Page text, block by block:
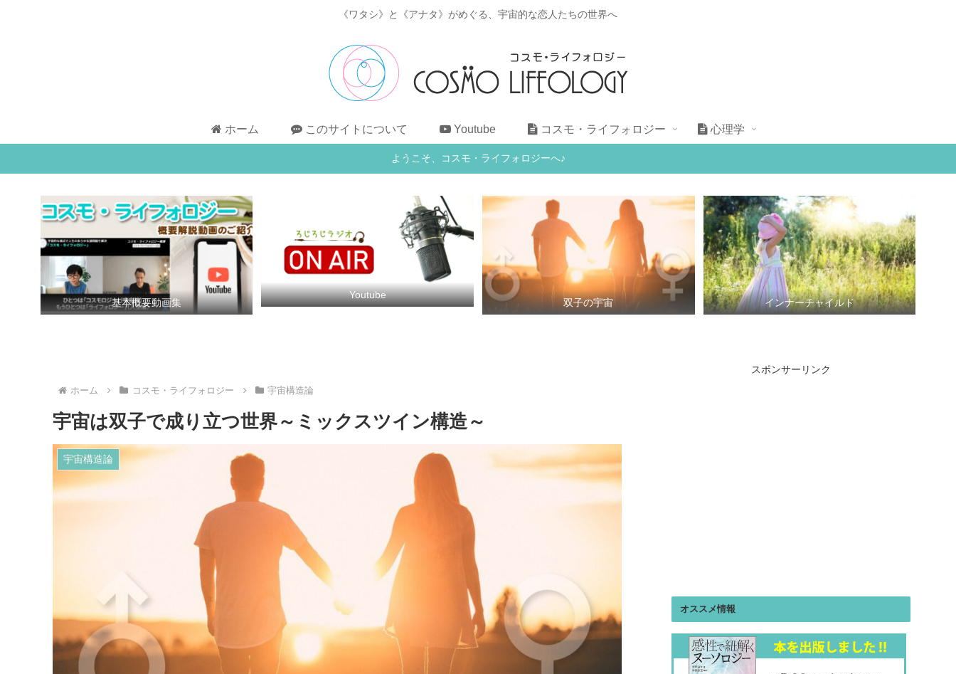
《ワタシ》と《アナタ》がめぐる、宇宙的な恋人たちの世界へ
ホーム このサイトについて Youtube コスモ・ライフォロジー 心理学
ようこそ、コスモ・ライフォロジーへ♪
基本概要動画集
Youtube
双子の宇宙 インナーチャイルド
ホーム コスモ・ライフォロジー 宇宙構造論
宇宙は双子で成り立つ世界～ミックスツイン構造～
宇宙構造論
スポンサーリンク
オススメ情報